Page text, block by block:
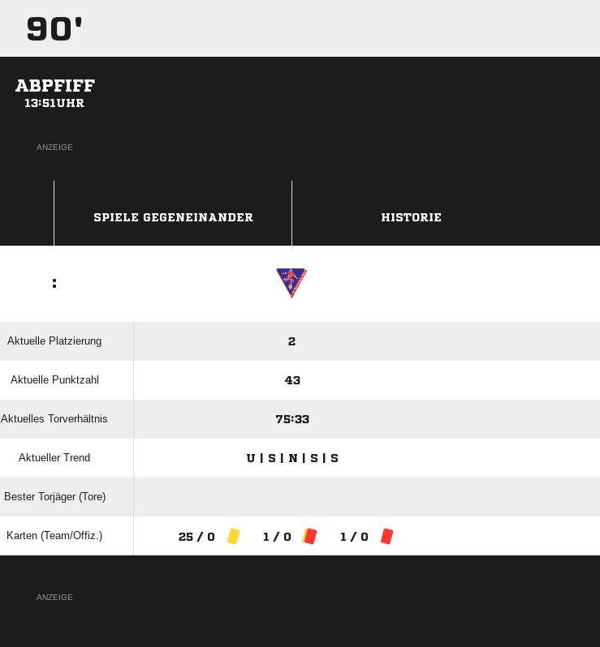
90'
ABPFIFF
13:51UHR
ANZEIGE
SPIELE GEGENEINANDER HISTORIE
:
Aktuelle Platzierung 2
Aktuelle Punktzahl 43
Aktuelles Torverhältnis 75:33
Aktueller Trend U | S | N | S | S
Bester Torjäger (Tore)
Karten (Team/Offiz.) 25 / 0 1 / 0 1 / 0
ANZEIGE